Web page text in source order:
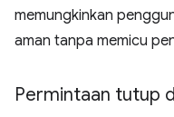
memungkinkan
aman tanpa memicu
Permintaan tutup